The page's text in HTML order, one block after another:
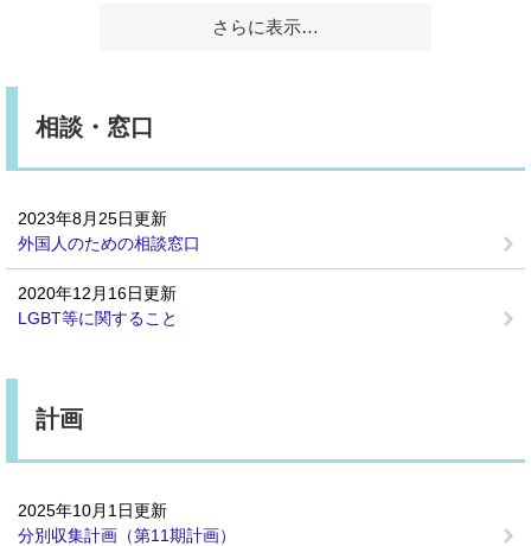
さらに表示…
相談・窓口
2023年8月25日更新
外国人のための相談窓口
2020年12月16日更新
LGBT等に関すること
計画
2025年10月1日更新
分別収集計画（第11期計画）